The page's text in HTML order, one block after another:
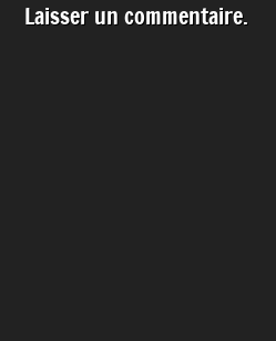
Laisser un commentaire.